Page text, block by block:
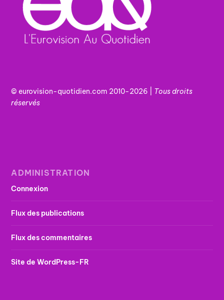
© eurovision-quotidien.com 2010-2026 | Tousdroits
réservés
ADMINISTRATION
Connexion
Flux des publications
Flux des commentaires
Site de WordPress-FR